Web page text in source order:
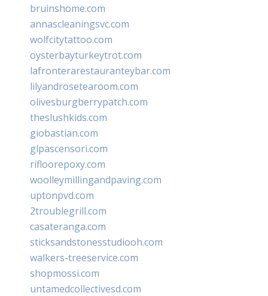
bruinshome.com
annascleaningsvc.com
wolfcitytattoo.com
oysterbayturkeytrot.com
lafronterarestauranteybar.com
lilyandrosetearoom.com
olivesburgberrypatch.com
theslushkids.com
giobastian.com
glpascensori.com
rifloorepoxy.com
woolleymillingandpaving.com
uptonpvd.com
2troublegrill.com
casateranga.com
sticksandstonesstudiooh.com
walkers-treeservice.com
shopmossi.com
untamedcollectivesd.com